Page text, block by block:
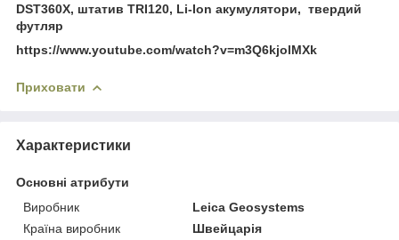
DST360Х, штатив TRI120, Li-Ion акумулятори, твердий
футляр
https://www.youtube.com/watch?v=m3Q6kjolMXk
Приховати
Характеристики
Основні атрибути
Виробник
Leica Geosystems
Країна виробник
Швейцарія